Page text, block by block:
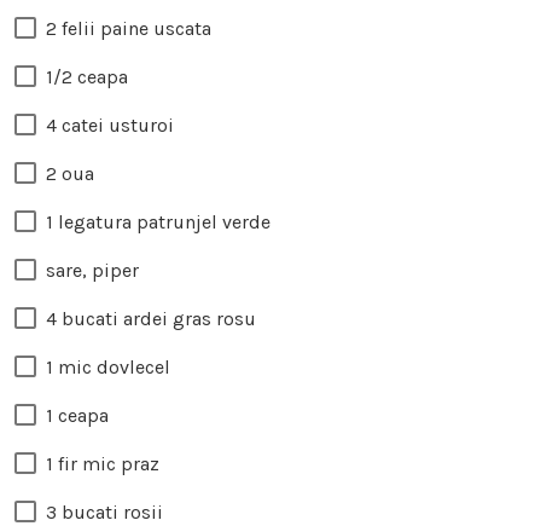
2 felii paine uscata
1/2 ceapa
4 catei usturoi
2 oua
1 legatura patrunjel verde
sare, piper
4 bucati ardei gras rosu
1 mic dovlecel
1 ceapa
1 fir mic praz
3 bucati rosii